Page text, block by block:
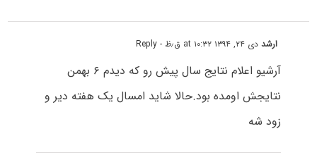
ارشددی ۲۴, ۱۳۹۴ at ۱۰:۳۲ ق٫ظ - Reply
آرشیو اعلام نتایج سال پیش رو که دیدم ۶ بهمن
نتایجش اومده بود.حالا شاید امسال یک هفته دیر و
زود شه